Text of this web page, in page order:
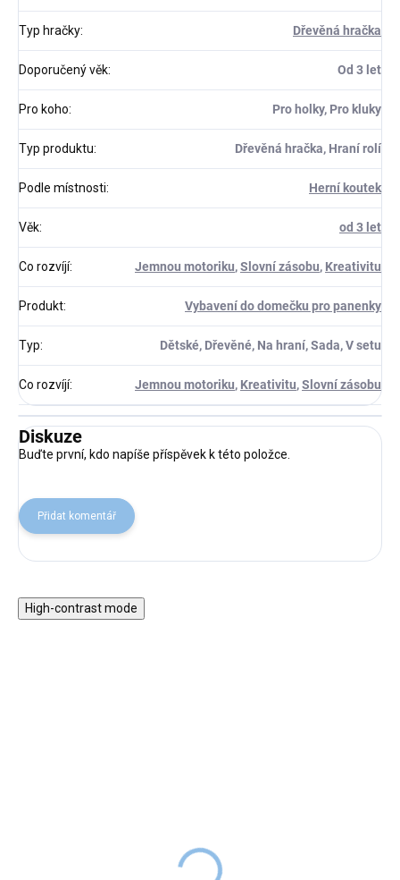
Typ hračky: Dřevěná hračka
Doporučený věk: Od 3 let
Pro koho: Pro holky, Pro kluky
Typ produktu: Dřevěná hračka, Hraní rolí
Podle místnosti: Herní koutek
Věk: od 3 let
Co rozvíjí: Jemnou motoriku,Slovní zásobu, Kreativitu
Produkt: Vybavení do domečku pro panenky
Typ: Dětské, Dřevěné, Na hraní, Sada, V setu
Co rozvíjí: Jemnou motoriku, Kreativitu,Slovní zásobu
Diskuze
Buďte první, kdo napíše příspěvek k této položce.
Přidat komentář
High-contrast mode
SKLADEM